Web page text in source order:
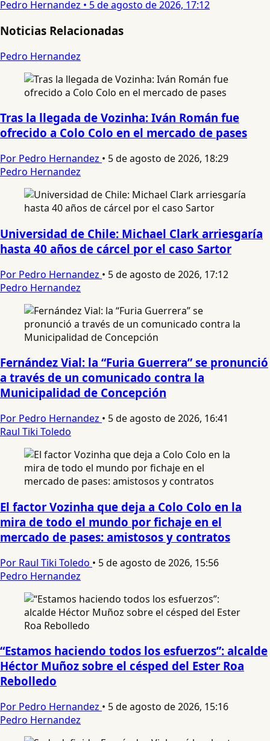
Pedro Hernandez • 5 de agosto de 2026, 17:12
Noticias Relacionadas
Pedro Hernandez
Tras la llegada de Vozinha: Iván Román fue
ofrecido a Colo Colo en el mercado de pases
Por Pedro Hernandez • 5 de agosto de 2026, 18:29
Pedro Hernandez
Universidad de Chile: Michael Clark arriesgaría
hasta 40 años de cárcel por el caso Sartor
Por Pedro Hernandez • 5 de agosto de 2026, 17:12
Pedro Hernandez
Fernández Vial: la “Furia Guerrera” se pronunció
a través de un comunicado contra la
Municipalidad de Concepción
Por Pedro Hernandez • 5 de agosto de 2026, 16:41
Raul Tiki Toledo
El factor Vozinha que deja a Colo Colo en la
mira de todo el mundo por fichaje en el
mercado de pases: amistosos y contratos
Por Raul Tiki Toledo • 5 de agosto de 2026, 15:56
Pedro Hernandez
“Estamos haciendo todos los esfuerzos”: alcalde
Héctor Muñoz sobre el césped del Ester Roa
Rebolledo
Por Pedro Hernandez • 5 de agosto de 2026, 15:16
Pedro Hernandez